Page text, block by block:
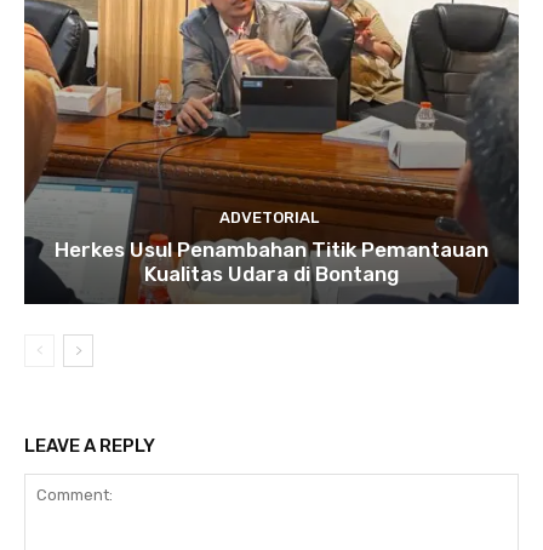
ADVETORIAL
Herkes Usul Penambahan Titik Pemantauan
Kualitas Udara di Bontang
LEAVE A REPLY